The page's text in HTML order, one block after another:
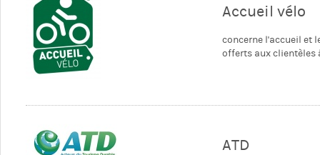
Accueil vélo
concerne l'accueil et
offerts aux clientèles
ATD